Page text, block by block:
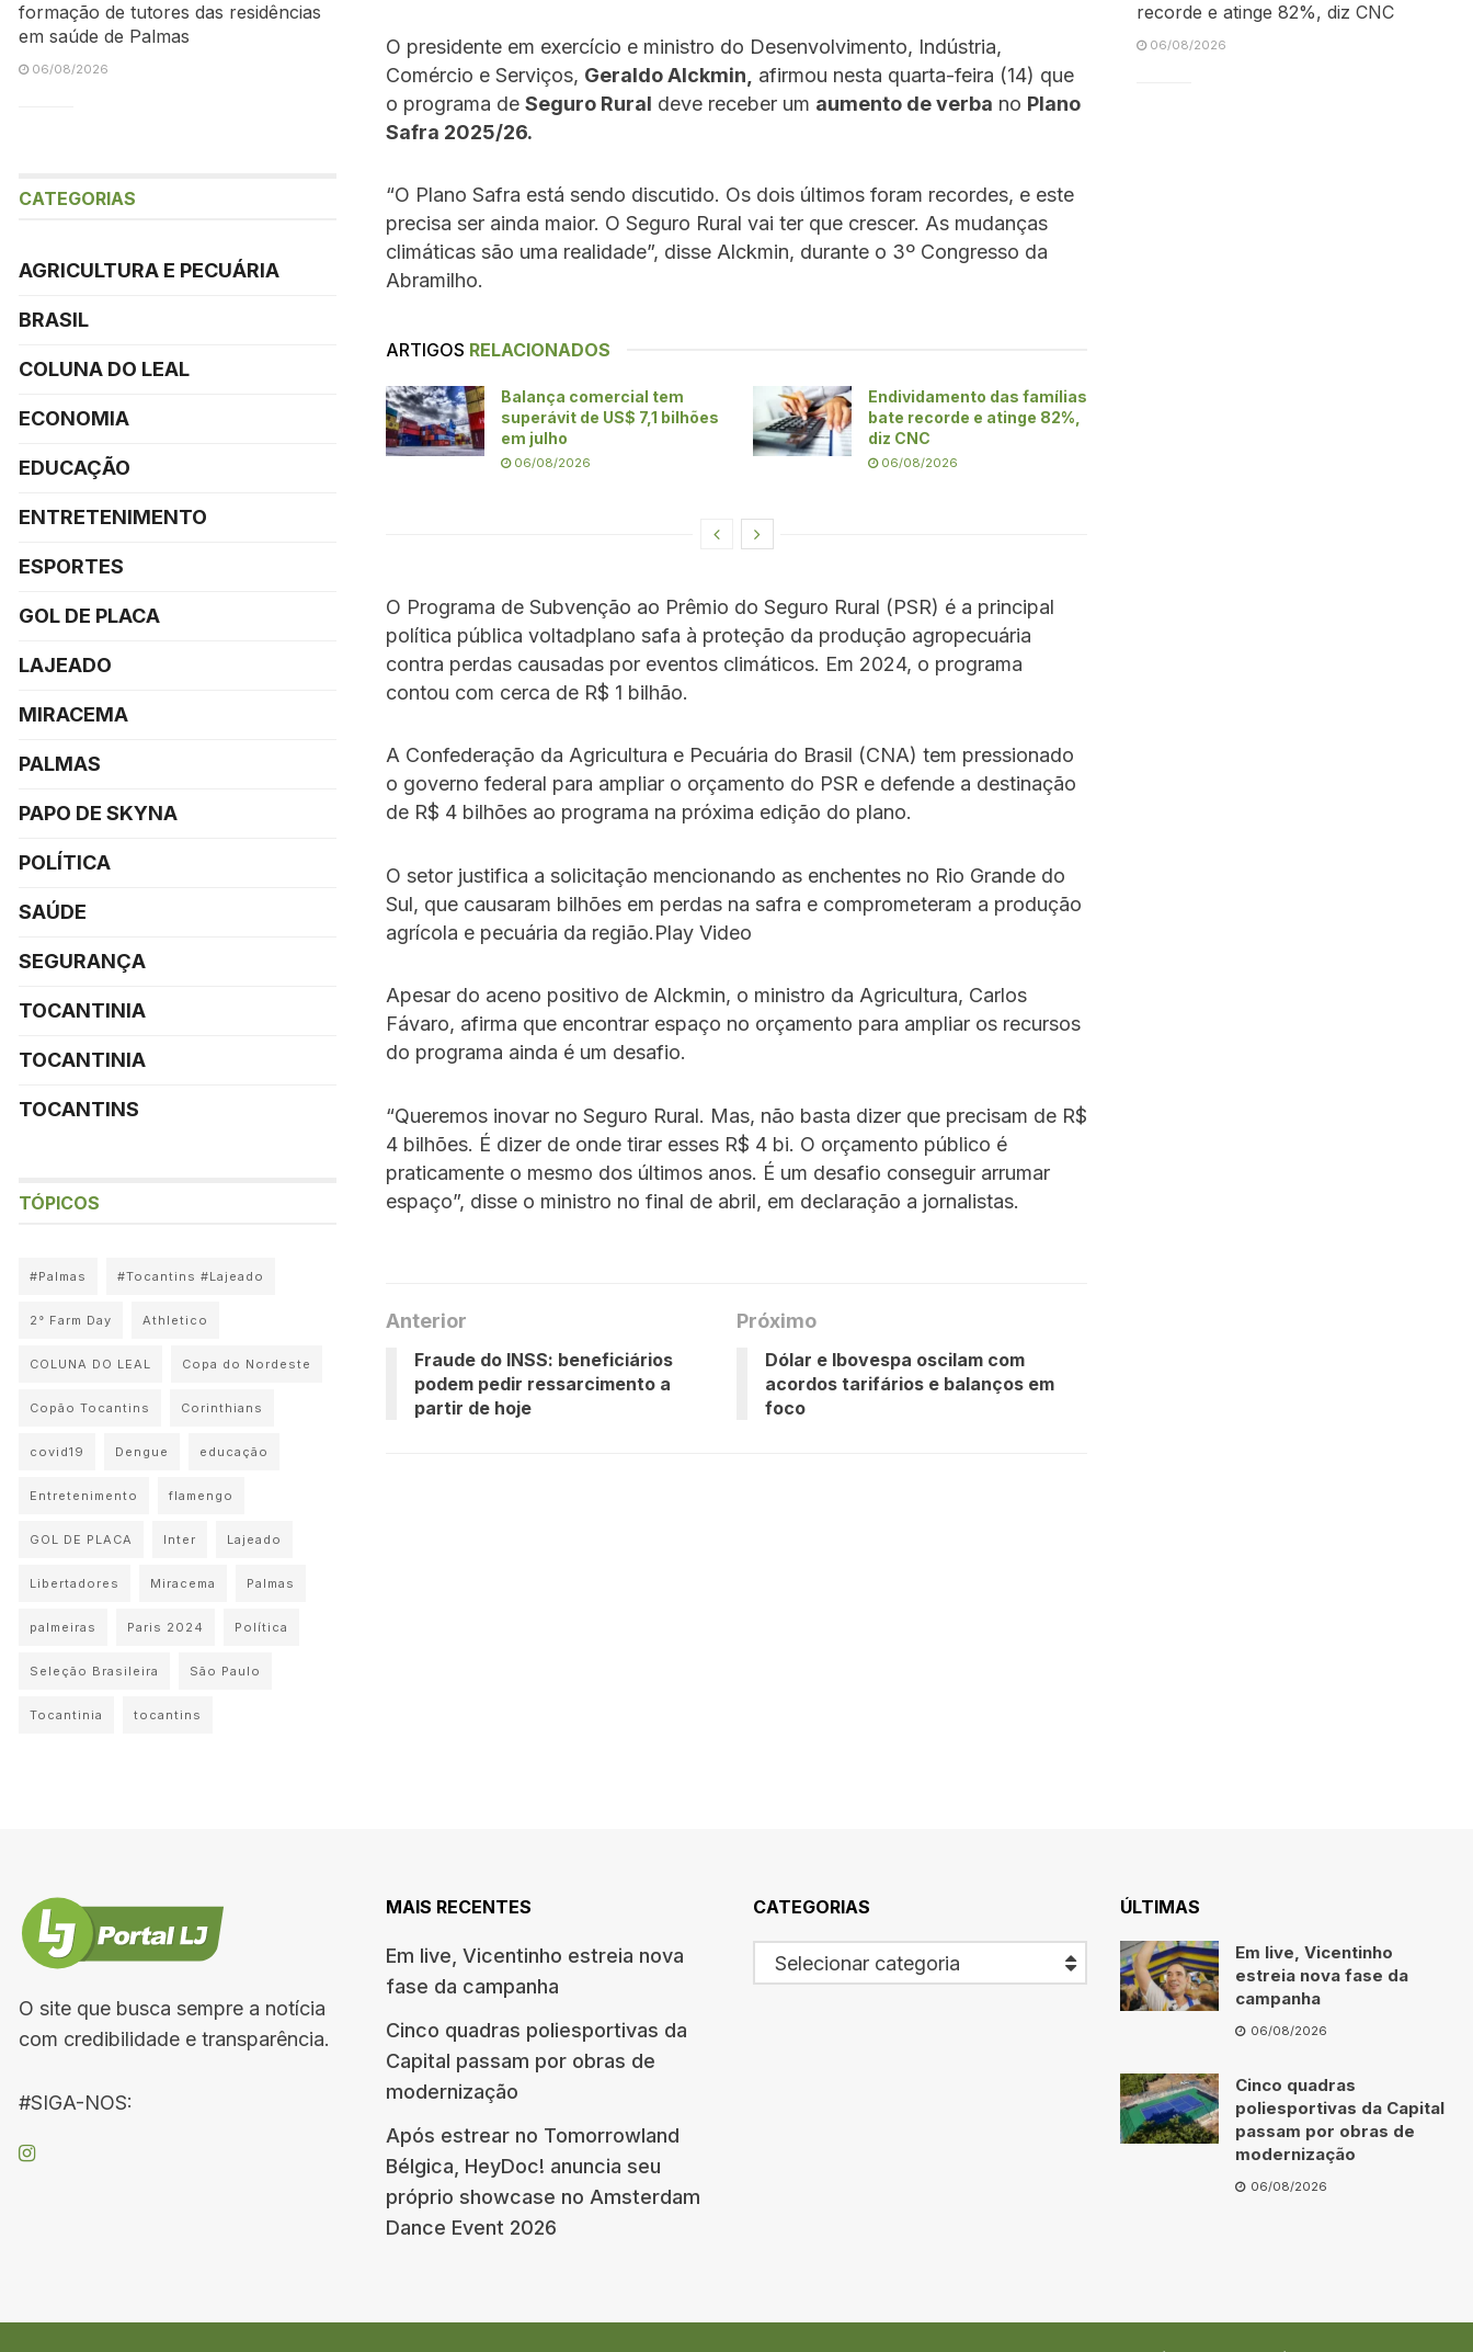
O presidente em exercício e ministro do Desenvolvimento, Indústria,
Comércio e Serviços, Geraldo Alckmin,
afirmou nesta quarta-feira (14) que
o programa de Seguro Rural deve receber um aumento de verba no Plano
Safra 2025/26.
“O Plano Safra está sendo discutido. Os dois últimos foram recordes, e este
precisa ser ainda maior. O Seguro Rural vai ter que crescer. As mudanças
climáticas são uma realidade”, disse Alckmin, durante o 3º Congresso da
Abramilho.
ARTIGOS RELACIONADOS
Balança comercial tem
superávit de US$ 7,1 bilhões
em julho
06/08/2026
Endividamento das famílias
bate recorde e atinge 82%,
diz CNC
06/08/2026
O Programa de Subvenção ao Prêmio do Seguro Rural (PSR) é a principal
política pública voltadplano safa à proteção da produção agropecuária
contra perdas causadas por eventos climáticos. Em 2024, o programa
contou com cerca de R$ 1 bilhão.
A Confederação da Agricultura e Pecuária do Brasil (CNA) tem pressionado
o governo federal para ampliar o orçamento do PSR e defende a destinação
de R$ 4 bilhões ao programa na próxima edição do plano.
O setor justifica a solicitação mencionando as enchentes no Rio Grande do
Sul, que causaram bilhões em perdas na safra e comprometeram a produção
agrícola e pecuária da região.Play Video
Apesar do aceno positivo de Alckmin, o ministro da Agricultura, Carlos
Fávaro, afirma que encontrar espaço no orçamento para ampliar os recursos
do programa ainda é um desafio.
“Queremos inovar no Seguro Rural. Mas, não basta dizer que precisam de R$
4 bilhões. É dizer de onde tirar esses R$ 4 bi. O orçamento público é
praticamente o mesmo dos últimos anos. É um desafio conseguir arrumar
espaço”, disse o ministro no final de abril, em declaração a jornalistas.
Anterior
Fraude do INSS: beneficiários
podem pedir ressarcimento a
partir de hoje
Próximo
Dólar e Ibovespa oscilam com
acordos tarifários e balanços em
foco
formação de tutores das residências
em saúde de Palmas
06/08/2026
CATEGORIAS
AGRICULTURA E PECUÁRIA
BRASIL
COLUNA DO LEAL
ECONOMIA
EDUCAÇÃO
ENTRETENIMENTO
ESPORTES
GOL DE PLACA
LAJEADO
MIRACEMA
PALMAS
PAPO DE SKYNA
POLÍTICA
SAÚDE
SEGURANÇA
TOCANTINIA
TOCANTINIA
TOCANTINS
TÓPICOS
#Palmas #Tocantins #Lajeado
2° Farm Day Athletico
COLUNA DO LEAL Copa do Nordeste
Copão Tocantins Corinthians
covid19 Dengue educação
Entretenimento flamengo
GOL DE PLACA Inter Lajeado
Libertadores Miracema Palmas
palmeiras Paris 2024 Política
Seleção Brasileira São Paulo
Tocantinia tocantins
recorde e atinge 82%, diz CNC
06/08/2026
O site que busca sempre a notícia
com credibilidade e transparência.
#SIGA-NOS:
MAIS RECENTES
Em live, Vicentinho estreia nova
fase da campanha
Cinco quadras poliesportivas da
Capital passam por obras de
modernização
Após estrear no Tomorrowland
Bélgica, HeyDoc! anuncia seu
próprio showcase no Amsterdam
Dance Event 2026
CATEGORIAS
Selecionar categoria
ÚLTIMAS
Em live, Vicentinho
estreia nova fase da
campanha
06/08/2026
Cinco quadras
poliesportivas da Capital
passam por obras de
modernização
06/08/2026